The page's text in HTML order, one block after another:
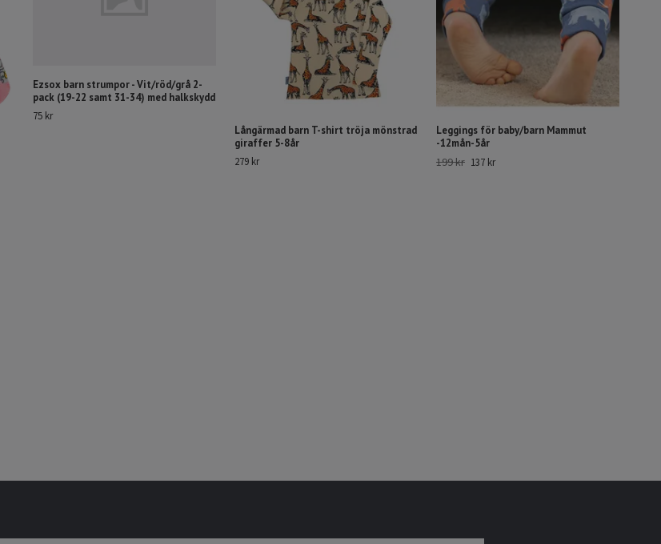
Ezsox barn strumpor - Vit/röd/grå 2-
pack (19-22 samt 31-34) med halkskydd
75 kr
Långärmad barn T-shirt tröja mönstrad
giraffer 5-8år
279 kr
Leggings för baby/barn Mammut
-12mån-5år
199 kr 137 kr